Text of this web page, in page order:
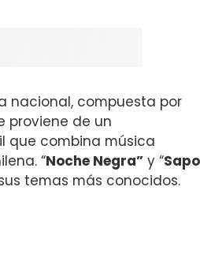
nacional, compuesta por
proviene de un
que combina música
“Noche Negra” y “Sapo
temas más conocidos.